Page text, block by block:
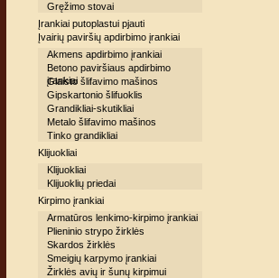
Gręžimo stovai
Įrankiai putoplastui pjauti
Įvairių paviršių apdirbimo įrankiai
Akmens apdirbimo įrankiai
Betono paviršiaus apdirbimo
įrankiai
Glaisto šlifavimo mašinos
Gipskartonio šlifuoklis
Grandikliai-skutikliai
Metalo šlifavimo mašinos
Tinko grandikliai
Klijuokliai
Klijuokliai
Klijuoklių priedai
Kirpimo įrankiai
Armatūros lenkimo-kirpimo įrankiai
Plieninio strypo žirklės
Skardos žirklės
Smeigių karpymo įrankiai
Žirklės avių ir šunų kirpimui